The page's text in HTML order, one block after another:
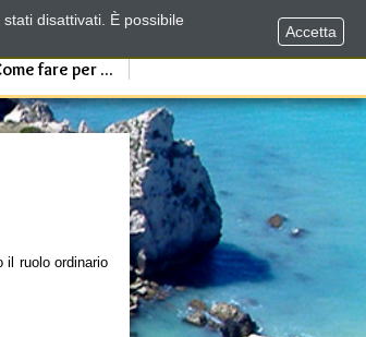
fare per ...
il ruolo ordinario
disattivati. È possibile
Accetta